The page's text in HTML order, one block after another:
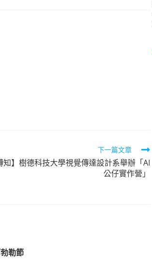
下一篇文章
知】樹德科技大學視覺傳達設計系舉辦「AI
公仔實作營」
勒節